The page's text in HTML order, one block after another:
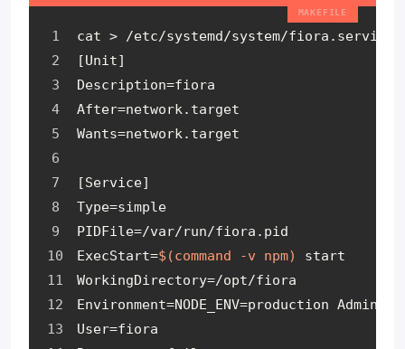
cat > /etc/systemd/system/fiora.service
[Unit]
Description=fiora
After=network.target
Wants=network.target
[Service]
Type=simple
PIDFile=/var/run/fiora.pid
ExecStart=$(command -v npm)
start
WorkingDirectory=/opt/fiora
Environment=NODE_ENV=production
User=fiora